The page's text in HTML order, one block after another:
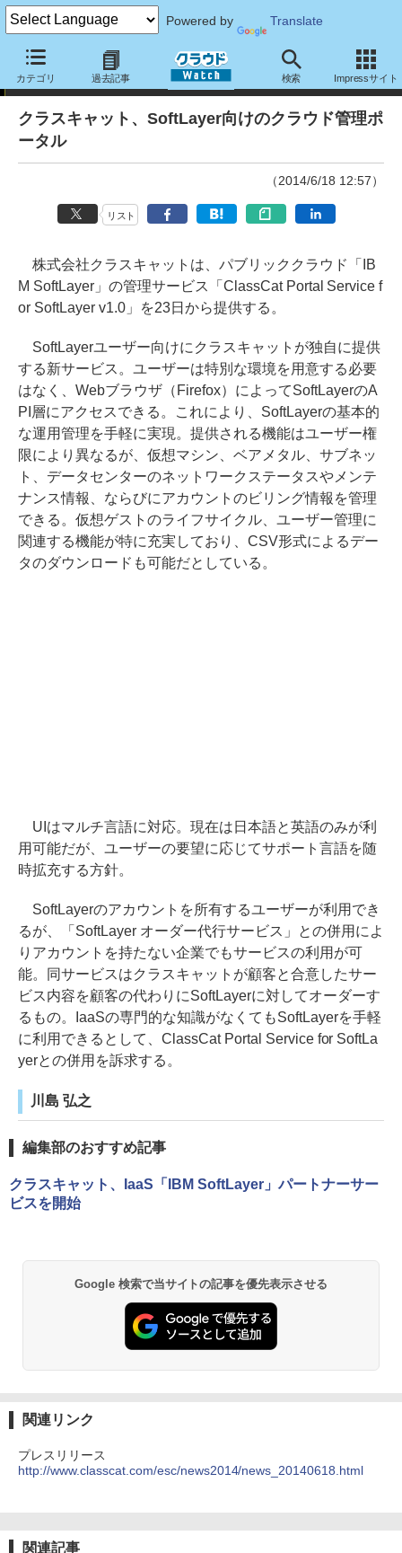
Powered by Translate
カテゴリ 過去記事 検索 Impressサイト
ニュース
クラスキャット、SoftLayer向けのクラウド管理ポ
ータル
（2014/6/18 12:57）
リスト
株式会社クラスキャットは、パブリッククラウド「IB
M SoftLayer」の管理サービス「ClassCat Portal Service f
or SoftLayer v1.0」を23日から提供する。
SoftLayerユーザー向けにクラスキャットが独自に提供
する新サービス。ユーザーは特別な環境を用意する必要
はなく、Webブラウザ（Firefox）によってSoftLayerのA
PI層にアクセスできる。これにより、SoftLayerの基本的
な運用管理を手軽に実現。提供される機能はユーザー権
限により異なるが、仮想マシン、ベアメタル、サブネッ
ト、データセンターのネットワークステータスやメンテ
ナンス情報、ならびにアカウントのビリング情報を管理
できる。仮想ゲストのライフサイクル、ユーザー管理に
関連する機能が特に充実しており、CSV形式によるデー
タのダウンロードも可能だとしている。
UIはマルチ言語に対応。現在は日本語と英語のみが利
用可能だが、ユーザーの要望に応じてサポート言語を随
時拡充する方針。
SoftLayerのアカウントを所有するユーザーが利用でき
るが、「SoftLayer オーダー代行サービス」との併用によ
りアカウントを持たない企業でもサービスの利用が可
能。同サービスはクラスキャットが顧客と合意したサー
ビス内容を顧客の代わりにSoftLayerに対してオーダーす
るもの。IaaSの専門的な知識がなくてもSoftLayerを手軽
に利用できるとして、ClassCat Portal Service for SoftLa
yerとの併用を訴求する。
川島 弘之
編集部のおすすめ記事
クラスキャット、IaaS「IBM SoftLayer」パートナーサー
ビスを開始
Google 検索で当サイトの記事を優先表示させる
関連リンク
プレスリリース
http://www.classcat.com/esc/news2014/news_20140618.html
関連記事